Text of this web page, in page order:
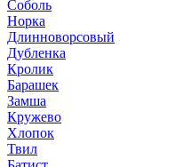
Соболь
Норка
Длинноворсовый
Дубленка
Кролик
Барашек
Замша
Кружево
Хлопок
Твил